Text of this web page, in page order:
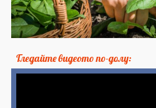
Гледайте видеото по-долу: